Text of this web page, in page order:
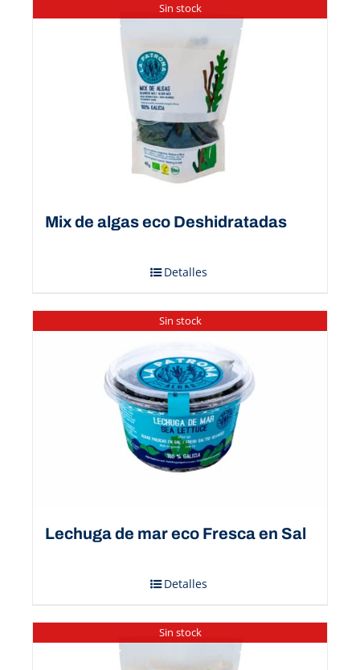
Sin stock
Mix de algas eco Deshidratadas
Detalles
Sin stock
Lechuga de mar eco Fresca en Sal
Detalles
Sin stock